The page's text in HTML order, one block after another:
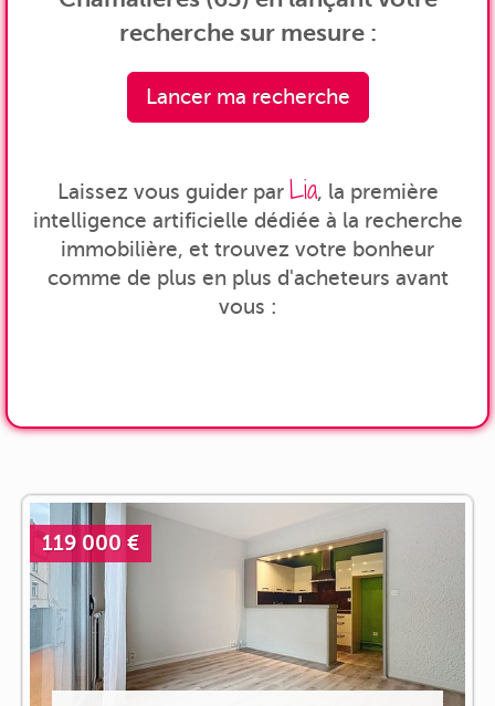
recherche sur mesure :
Lancer ma recherche
Laissez vous guider par Lia, la première
intelligence artificielle dédiée à la recherche
immobilière, et trouvez votre bonheur
comme de plus en plus d'acheteurs avant
vous :
119 000 €